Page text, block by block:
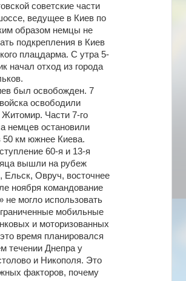
советские части
ведущее в Киев по
образом немцы не
подкрепления в Киев
плацдарма. С утра 5-
начал отход из города
был освобожден. 7
освободили
Части 7-го
немцев остановили
км южнее Киева.
60-я и 13-я
вышли на рубеж
Ельск, Овруч, восточнее
ноября командование
не могло использовать
мобильные
и моторизованных
время планировался
течении Днепра у
и Никополя. Это
факторов, почему